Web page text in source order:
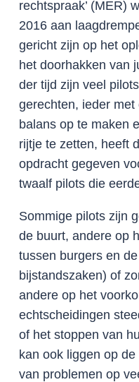
rechtspraak’ (MER)
2016 aan
gericht zijn op het
het doorhakken van
der tijd zijn veel
gerechten, ieder
balans op te maken
rijtje te zetten, heeft
opdracht gegeven
twaalf pilots die
Sommige pilots zijn
de buurt, andere op
tussen burgers en
bijstandszaken) of
andere op het
echtscheidingen
of het stoppen van
kan ook liggen op
van problemen op